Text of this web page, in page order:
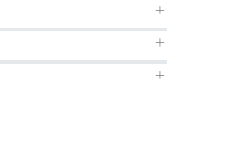
+
+
+